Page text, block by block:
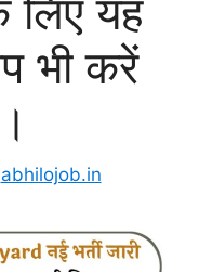
लिए यह
भी करें
abhilojob.in